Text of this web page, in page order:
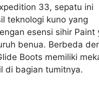
33, sepatu ini
teknologi kuno yang
esensi sihir Paint
benua. Berbeda
Boots memiliki
di bagian tumitnya.